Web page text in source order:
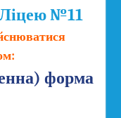
Ліцею №11
форма